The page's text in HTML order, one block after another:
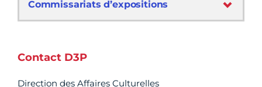
Commissariats d’expositions
Contact D3P
Direction des Affaires Culturelles